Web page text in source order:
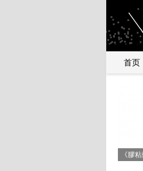
首页
与
《
有感
《膠